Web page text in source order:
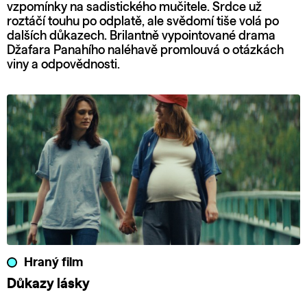
vzpomínky na sadistického mučitele. Srdce už
roztáčí touhu po odplatě, ale svědomí tiše volá po
dalších důkazech. Brilantně vypointované drama
Džafara Panahího naléhavě promlouvá o otázkách
viny a odpovědnosti.
Hraný film
Důkazy lásky